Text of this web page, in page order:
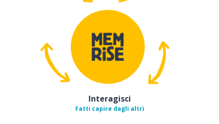
Interagisci
Fatti capire dagli altri